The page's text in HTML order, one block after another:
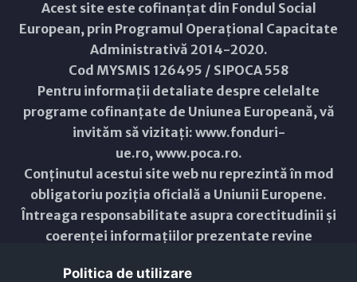
Acest site este cofinanțat din Fondul Social
European, prin Programul Operațional Capacitate
Administrativă 2014-2020.
Cod MYSMIS 126495 / SIPOCA 558
Pentru informații detaliate despre celelalte
programe cofinanțate de Uniunea Europeană, vă
invităm să vizitați: www.fonduri-
ue.ro,www.poca.ro.
Conținutul acestui site web nu reprezintă în mod
obligatoriu poziția oficială a Uniunii Europene.
Întreaga responsabilitate asupra corectitudinii și
coerenței informațiilor prezentate revine
Politica de utilizare